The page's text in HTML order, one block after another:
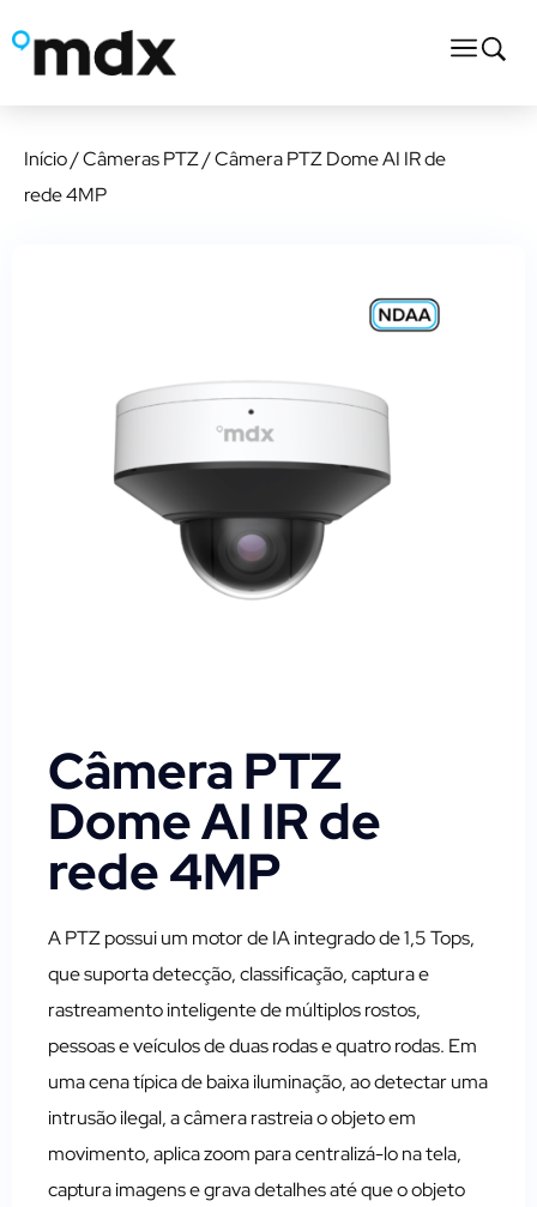
Início/Câmeras PTZ/ Câmera PTZ Dome AI IR de
rede 4MP
Câmera PTZ
Dome AI IR de
rede 4MP
A PTZ possui um motor de IA integrado de 1,5 Tops,
que suporta detecção, classificação, captura e
rastreamento inteligente de múltiplos rostos,
pessoas e veículos de duas rodas e quatro rodas. Em
uma cena típica de baixa iluminação, ao detectar uma
intrusão ilegal, a câmera rastreia o objeto em
movimento, aplica zoom para centralizá-lo na tela,
captura imagens e grava detalhes até que o objeto